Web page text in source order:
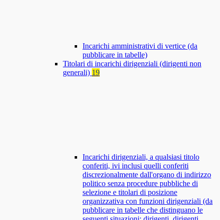
Incarichi amministrativi di vertice (da
pubblicare in tabelle)
Titolari di incarichi dirigenziali (dirigenti non
generali) 19
Incarichi dirigenziali, a qualsiasi titolo
conferiti, ivi inclusi quelli conferiti
discrezionalmente dall'organo di indirizzo
politico senza procedure pubbliche di
selezione e titolari di posizione
organizzativa con funzioni dirigenziali (da
pubblicare in tabelle che distinguano le